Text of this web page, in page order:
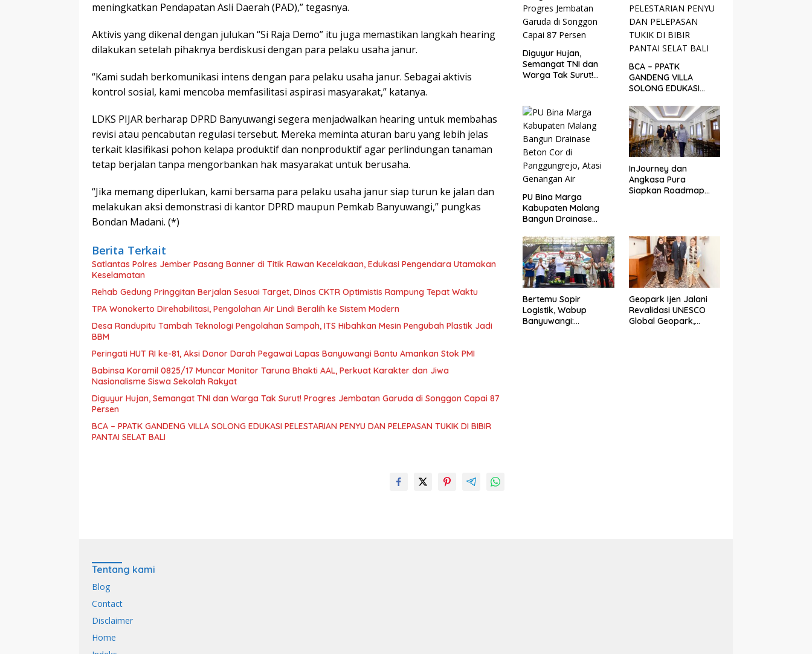
meningkatkan Pendapatan Asli Daerah (PAD),” tegasnya.
Aktivis yang dikenal dengan julukan “Si Raja Demo” itu juga memastikan langkah hearing
dilakukan setelah pihaknya berdiskusi dengan para pelaku usaha janur.
“Kami sudah berkomunikasi intens dengan para pelaku usaha janur. Sebagai aktivis
kontrol sosial, kami mencoba memfasilitasi aspirasi masyarakat,” katanya.
LDKS PIJAR berharap DPRD Banyuwangi segera menjadwalkan hearing untuk membahas
revisi atau pencabutan regulasi tersebut. Mereka meminta aturan baru yang lebih jelas
terkait klasifikasi pohon kelapa produktif dan nonproduktif agar perlindungan tanaman
tetap berjalan tanpa mengorbankan hak masyarakat untuk berusaha.
“Jika memang diperlukan, kami bersama para pelaku usaha janur siap turun ke jalan dan
melakukan aksi demonstrasi di kantor DPRD maupun Pemkab Banyuwangi,” pungkas
Bondan Madani. (*)
Berita Terkait
Satlantas Polres Jember Pasang Banner di Titik Rawan Kecelakaan, Edukasi Pengendara Utamakan
Keselamatan
Rehab Gedung Pringgitan Berjalan Sesuai Target, Dinas CKTR Optimistis Rampung Tepat Waktu
TPA Wonokerto Direhabilitasi, Pengolahan Air Lindi Beralih ke Sistem Modern
Desa Randupitu Tambah Teknologi Pengolahan Sampah, ITS Hibahkan Mesin Pengubah Plastik Jadi
BBM
Peringati HUT RI ke-81, Aksi Donor Darah Pegawai Lapas Banyuwangi Bantu Amankan Stok PMI
Babinsa Koramil 0825/17 Muncar Monitor Taruna Bhakti AAL, Perkuat Karakter dan Jiwa
Nasionalisme Siswa Sekolah Rakyat
Diguyur Hujan, Semangat TNI dan Warga Tak Surut! Progres Jembatan Garuda di Songgon Capai 87
Persen
BCA – PPATK GANDENG VILLA SOLONG EDUKASI PELESTARIAN PENYU DAN PELEPASAN TUKIK DI BIBIR
PANTAI SELAT BALI
Diguyur Hujan,
Semangat TNI dan
Warga Tak Surut!
Capai 87 Persen
BCA – PPATK
GANDENG VILLA
SOLONG EDUKASI
DAN PELEPASAN TUKIK
DI BIBIR PANTAI SELAT
BALI
PU Bina Marga
Kabupaten Malang
Bangun Drainase
Panggungrejo, Atasi
Genangan Air
InJourney dan
Angkasa Pura
Siapkan Roadmap
Konektivitas
Bertemu Sopir
Logistik, Wabup
Banyuwangi:
Geopark Ijen Jalani
Revalidasi UNESCO
Global Geopark,
Tentang kami
Blog
Contact
Disclaimer
Home